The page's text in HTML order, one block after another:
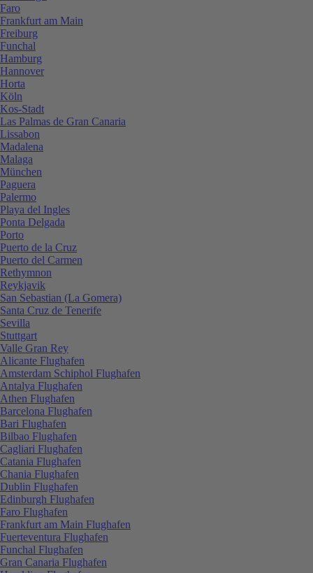
Faro
Frankfurt am Main
Freiburg
Funchal
Hamburg
Hannover
Horta
Köln
Kos-Stadt
Las Palmas de Gran Canaria
Lissabon
Madalena
Malaga
München
Paguera
Palermo
Playa del Ingles
Ponta Delgada
Porto
Puerto de la Cruz
Puerto del Carmen
Rethymnon
Reykjavik
San Sebastian (La Gomera)
Santa Cruz de Tenerife
Sevilla
Stuttgart
Valle Gran Rey
Alicante Flughafen
Amsterdam Schiphol Flughafen
Antalya Flughafen
Athen Flughafen
Barcelona Flughafen
Bari Flughafen
Bilbao Flughafen
Cagliari Flughafen
Catania Flughafen
Chania Flughafen
Dublin Flughafen
Edinburgh Flughafen
Faro Flughafen
Frankfurt am Main Flughafen
Fuerteventura Flughafen
Funchal Flughafen
Gran Canaria Flughafen